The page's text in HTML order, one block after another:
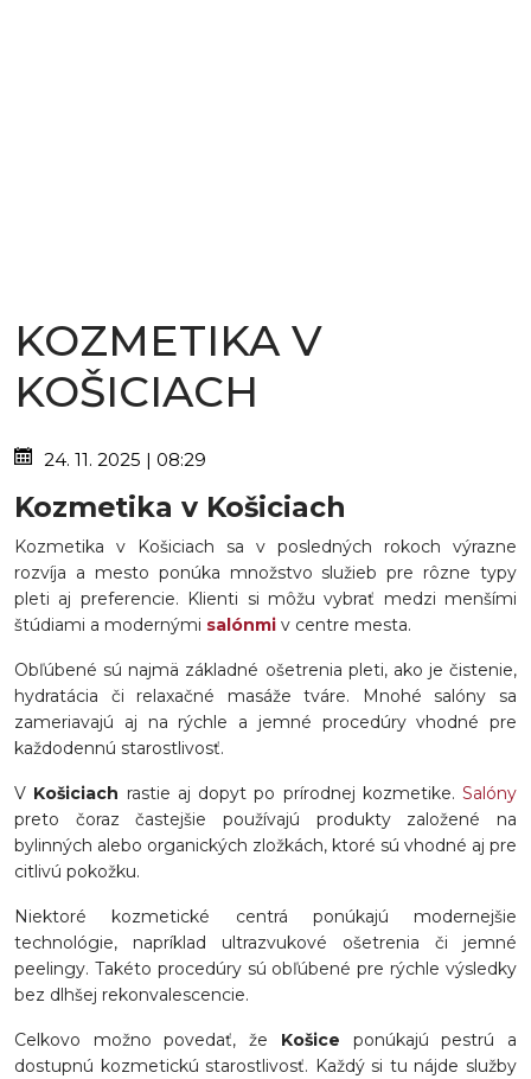
KOZMETIKA V
KOŠICIACH
24. 11. 2025 | 08:29
Kozmetika v Košiciach
Kozmetika v Košiciach sa v posledných rokoch výrazne
rozvíja a mesto ponúka množstvo služieb pre rôzne typy
pleti aj preferencie. Klienti si môžu vybrať medzi menšími
štúdiami a modernými salónmi v centre mesta.
Obľúbené sú najmä základné ošetrenia pleti, ako je čistenie,
hydratácia či relaxačné masáže tváre. Mnohé salóny sa
zameriavajú aj na rýchle a jemné procedúry vhodné pre
každodennú starostlivosť.
V Košiciach rastie aj dopyt po prírodnej kozmetike. Salóny
preto čoraz častejšie používajú produkty založené na
bylinných alebo organických zložkách, ktoré sú vhodné aj pre
citlivú pokožku.
Niektoré kozmetické centrá ponúkajú modernejšie
technológie, napríklad ultrazvukové ošetrenia či jemné
peelingy. Takéto procedúry sú obľúbené pre rýchle výsledky
bez dlhšej rekonvalescencie.
Celkovo možno povedať, že Košice ponúkajú pestrú a
dostupnú kozmetickú starostlivosť. Každý si tu nájde služby